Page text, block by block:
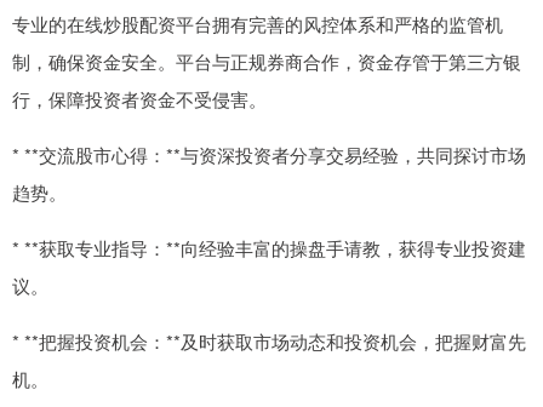
专业的在线炒股配资平台拥有完善的风控体系和严格的监管机
制，确保资金安全。平台与正规券商合作，资金存管于第三方银
行，保障投资者资金不受侵害。
* **交流股市心得：**与资深投资者分享交易经验，共同探讨市场
趋势。
* **获取专业指导：**向经验丰富的操盘手请教，获得专业投资建
议。
* **把握投资机会：**及时获取市场动态和投资机会，把握财富先
机。